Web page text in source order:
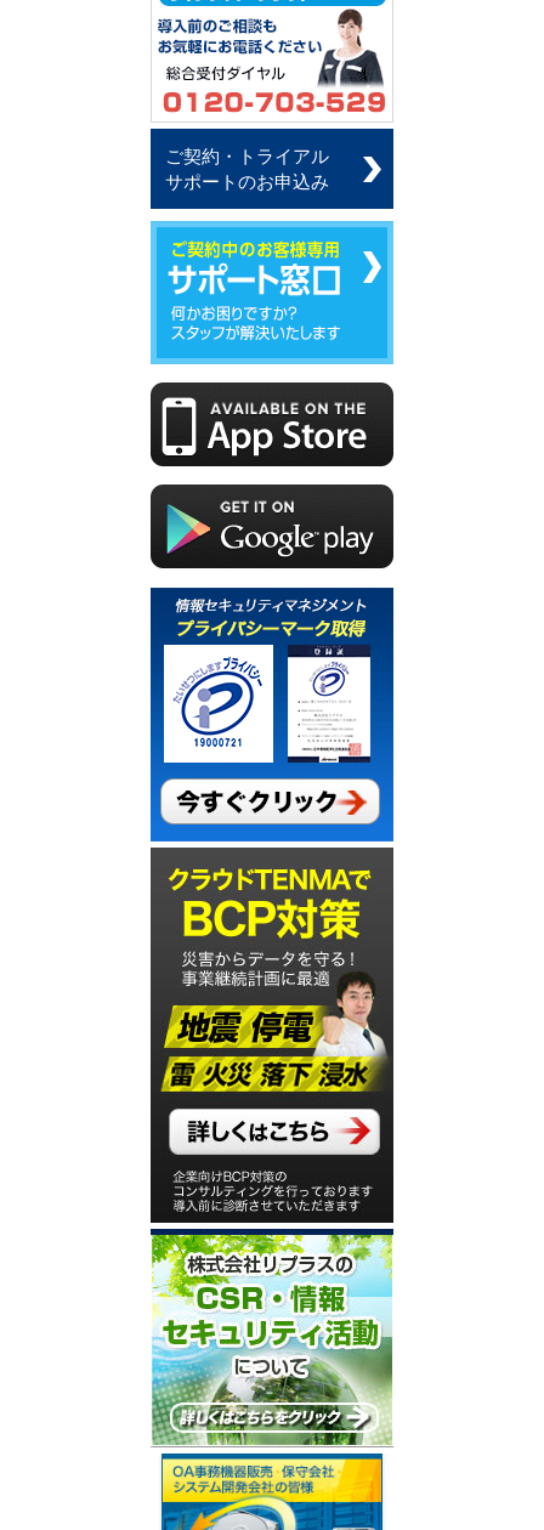
ご契約・トライアル
サポートのお申込み